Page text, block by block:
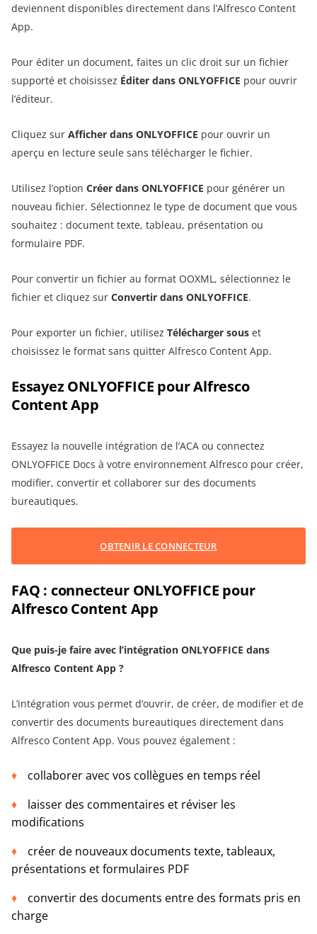
deviennent disponibles directement dans l’Alfresco Content
App.
Pour éditer un document, faites un clic droit sur un fichier
supporté et choisissez Éditer dans ONLYOFFICE pour ouvrir
l’éditeur.
Cliquez sur Afficher dans ONLYOFFICE pour ouvrir un
aperçu en lecture seule sans télécharger le fichier.
Utilisez l’option Créer dans ONLYOFFICE pour générer un
nouveau fichier. Sélectionnez le type de document que vous
souhaitez : document texte, tableau, présentation ou
formulaire PDF.
Pour convertir un fichier au format OOXML, sélectionnez le
fichier et cliquez sur Convertir dans ONLYOFFICE.
Pour exporter un fichier, utilisez Télécharger sous et
choisissez le format sans quitter Alfresco Content App.
Essayez ONLYOFFICE pour Alfresco
Content App
Essayez la nouvelle intégration de l’ACA ou connectez
ONLYOFFICE Docs à votre environnement Alfresco pour créer,
modifier, convertir et collaborer sur des documents
bureautiques.
OBTENIR LE CONNECTEUR
FAQ : connecteur ONLYOFFICE pour
Alfresco Content App
Que puis-je faire avec l’intégration ONLYOFFICE dans
Alfresco Content App ?
L’intégration vous permet d’ouvrir, de créer, de modifier et de
convertir des documents bureautiques directement dans
Alfresco Content App. Vous pouvez également :
collaborer avec vos collègues en temps réel
laisser des commentaires et réviser les
modifications
créer de nouveaux documents texte, tableaux,
présentations et formulaires PDF
convertir des documents entre des formats pris en
charge